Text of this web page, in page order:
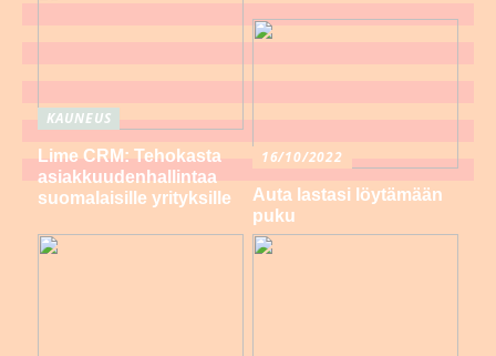
KAUNEUS
Lime CRM: Tehokasta
asiakkuudenhallintaa
suomalaisille yrityksille
16/10/2022
Auta lastasi löytämään
puku